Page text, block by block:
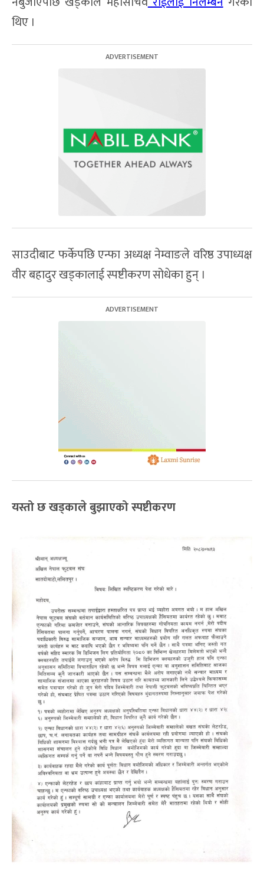
थिए ।
साउदीबाट फर्केपछि एन्फा अध्यक्ष नेम्वाङले वरिष्ठ उपाध्यक्ष
वीर बहादुर खड्कालाई स्पष्टीकरण सोधेका हुन् ।
यस्तो छ खड्काले बुझाएको स्पष्टीकरण